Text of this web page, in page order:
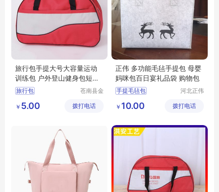
旅行包手提大号大容量运动
训练包 户外登山健身包短途
旅游包定制
旅行包
户外登山包
苍南县金
工艺品厂
￥ 5.00 拨打电话
正伟 多功能毛毡手提包 母婴
妈咪包百日宴礼品袋 购物包
手提毛毡包
毛毡妈咪包
毛毡购物包
河北正伟
公司
￥ 10.00 拨打电话